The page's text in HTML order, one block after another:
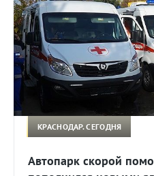
КРАСНОДАР. СЕГОДНЯ
Автопарк скорой